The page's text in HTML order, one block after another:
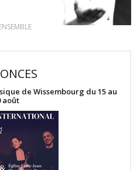
de Wissembourg du 15 au
août